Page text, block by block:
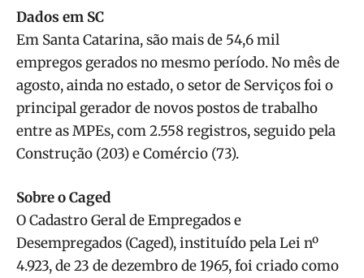
Dados em SC
Em Santa Catarina, são mais de 54,6 mil
empregos gerados no mesmo período. No mês de
agosto, ainda no estado, o setor de Serviços foi o
principal gerador de novos postos de trabalho
entre as MPEs, com 2.558 registros, seguido pela
Construção (203) e Comércio (73).
Sobre o Caged
O Cadastro Geral de Empregados e
Desempregados (Caged), instituído pela Lei nº
4.923, de 23 de dezembro de 1965, foi criado como